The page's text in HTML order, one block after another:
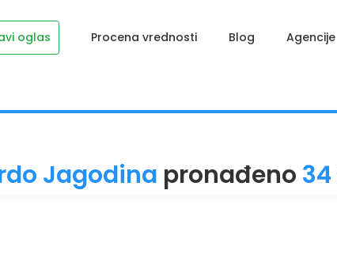
oglas Procena vrednosti Blog Agencije
Jagodina pronađeno 34